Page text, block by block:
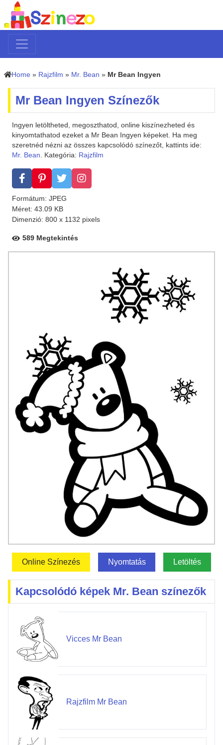
Home » Rajzfilm » Mr. Bean » Mr Bean Ingyen
Mr Bean Ingyen Színezők
Ingyen letöltheted, megoszthatod, online kiszínezheted és
kinyomtathatod ezeket a Mr Bean Ingyen képeket. Ha meg
szeretnéd nézni az összes kapcsolódó színezőt, kattints ide:
Mr. Bean. Kategória: Rajzfilm
Formátum: JPEG
Méret: 43.09 KB
Dimenzió: 800 x 1132 pixels
589 Megtekintés
Online Színezés Nyomtatás Letöltés
Kapcsolódó képek Mr. Bean színezők
Vicces Mr Bean
Rajzfilm Mr Bean